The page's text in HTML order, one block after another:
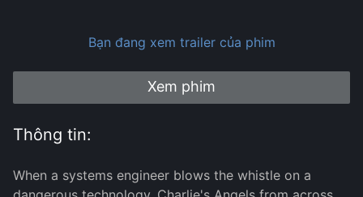
Bạn đang xem trailer của phim
Xem phim
Thông tin:
When a systems engineer blows the whistle on a